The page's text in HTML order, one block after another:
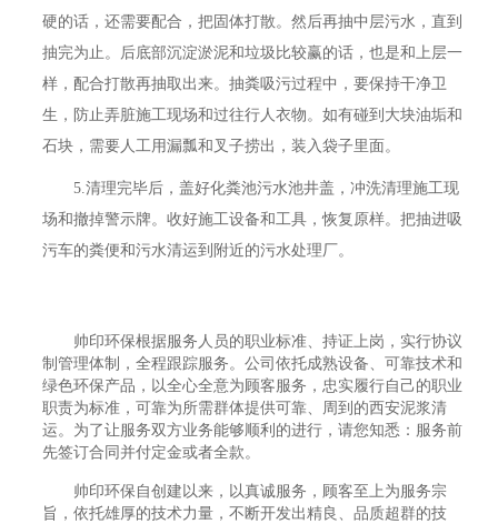
硬的话，还需要配合，把固体打散。然后再抽中层污水，直到
抽完为止。后底部沉淀淤泥和垃圾比较赢的话，也是和上层一
样，配合打散再抽取出来。抽粪吸污过程中，要保持干净卫
生，防止弄脏施工现场和过往行人衣物。如有碰到大块油垢和
石块，需要人工用漏瓢和叉子捞出，装入袋子里面。
5.清理完毕后，盖好化粪池污水池井盖，冲洗清理施工现
场和撤掉警示牌。收好施工设备和工具，恢复原样。把抽进吸
污车的粪便和污水清运到附近的污水处理厂。
帅印环保根据服务人员的职业标准、持证上岗，实行协议
制管理体制，全程跟踪服务。公司依托成熟设备、可靠技术和
绿色环保产品，以全心全意为顾客服务，忠实履行自己的职业
职责为标准，可靠为所需群体提供可靠、周到的西安泥浆清
运。为了让服务双方业务能够顺利的进行，请您知悉：服务前
先签订合同并付定金或者全款。
帅印环保自创建以来，以真诚服务，顾客至上为服务宗
旨，依托雄厚的技术力量，不断开发出精良、品质超群的技